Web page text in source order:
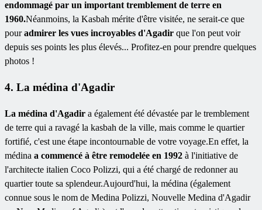
endommagé par un important tremblement de terre en
1960.Néanmoins, la Kasbah mérite d'être visitée, ne serait-ce que
pouradmirer les vues incroyables d'Agadir que l'on peut voir
depuis ses points les plus élevés... Profitez-en pour prendre quelques
photos !
4. La médina d'Agadir
La médina d'Agadir a également été dévastée par le tremblement
de terre qui a ravagé la kasbah de la ville, mais comme le quartier
fortifié, c'est une étape incontournable de votre voyage.En effet, la
médina a commencé à être remodelée en 1992 à l'initiative de
l'architecte italien Coco Polizzi, qui a été chargé de redonner au
quartier toute sa splendeur.Aujourd'hui, la médina (également
connue sous le nom de Medina Polizzi, Nouvelle Medina d'Agadir